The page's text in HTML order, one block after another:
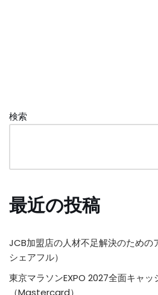
検索
最近の投稿
JCB加盟店の人材不足解決のため
シェアフル）
東京マラソンEXPO 2027全面キャッ
（Mastercard）